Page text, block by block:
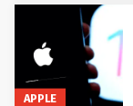
APPLE